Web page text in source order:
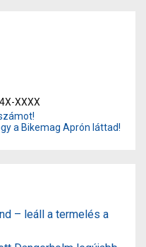
XXXX
a Bikemag Aprón láttad!
– leáll a termelés a